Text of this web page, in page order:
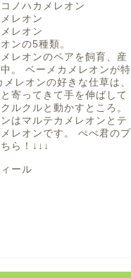
ノハカメレオン
レオン
レオン
ンの5種類。
レオンのペアを飼育、産
。 ベーメカメレオンが特
レオンの好きな仕草は、
寄ってきて手を伸ばして
ルクルと動かすところ。
はマルテカメレオンとテ
レオンです。 ぺぺ君のプ
ら！ ↓↓↓
ール